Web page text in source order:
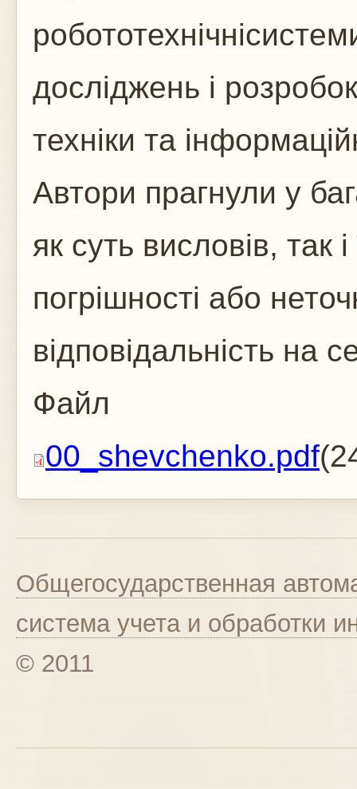
досліджень і
техніки та
Автори прагнули у
як суть висловів, так і
погрішності або
відповідальність на
Файл
00_shevchenko.pdf
Общегосударственная
система учета и обработки
© 2011